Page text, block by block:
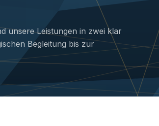
unsere Leistungen in zwei klar
Begleitung bis zur